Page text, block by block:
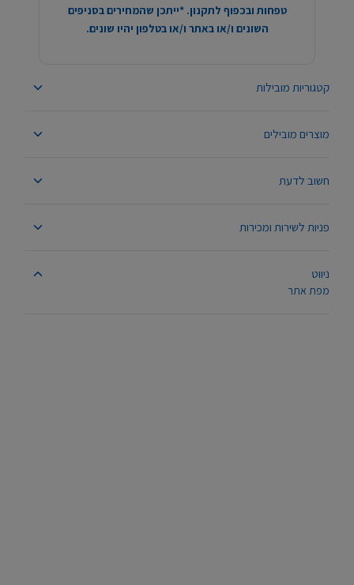
קטגוריות מובילות
מוצרים מובילים
חשוב לדעת
פניות לשירות ומכירות
ניווט
מפת אתר
טפחות ובכפוף לתקנון. *ייתכן שהמחירים בסניפים
השונים ו/או באתר ו/או בטלפון יהיו שונים.